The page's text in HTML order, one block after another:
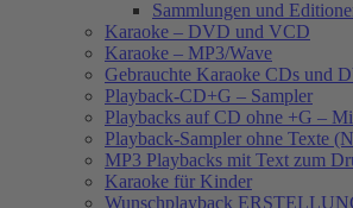
Sammlungen und
Karaoke – DVD und VCD
Karaoke – MP3/Wave
Gebrauchte Karaoke CDs und
Playback-CD+G – Sampler
Playbacks auf CD ohne +G –
Playback-Sampler ohne Texte
MP3 Playbacks mit Text zum
Karaoke für Kinder
Wunschplayback